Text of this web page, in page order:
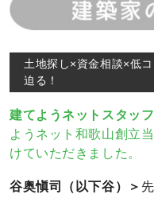
土地探し×資金相談×低
迫る！
建てようネットスタッ
ようネット和歌山創立
けていただきました。
谷奥愼司（以下谷）＞